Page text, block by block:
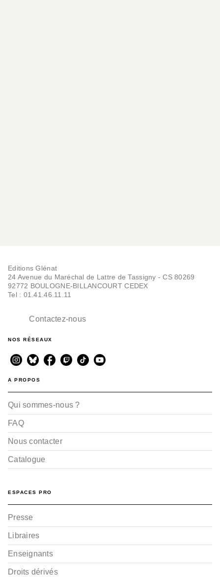
Editions Glénat
24 Avenue du Maréchal de Lattre de Tassigny - CS 80269
92772 BOULOGNE-BILLANCOURT CEDEX
Tel : 01.41.46.11.11
Contactez-nous
NOS RÉSEAUX
A PROPOS
Qui sommes-nous ?
FAQ
Nous contacter
Catalogue
ESPACES PRO
Presse
Libraires
Enseignants
Droits dérivés